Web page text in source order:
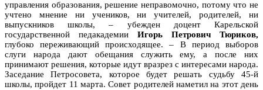
управления образования, решение неправомочно, потому что не
учтено мнение ни учеников, ни учителей, родителей, ни
выпускников школы, – убежден доцент Карельской
государственной педакадемии Игорь Петрович Тюриков,
глубоко переживающий происходящее. – В период выборов
слуги народа дают обещания служить ему, а после них
принимают решения, которые идут вразрез с интересами народа.
Заседание Петросовета, которое будет решать судьбу 45-й
школы, пройдет 11 марта. Совет родителей наметил на этот день